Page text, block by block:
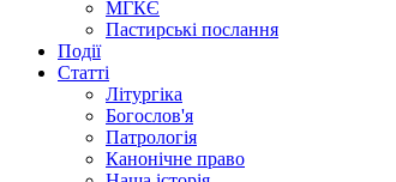
МГКЄ
Пастирські послання
Події
Статті
Літургіка
Богослов'я
Патрологія
Канонічне право